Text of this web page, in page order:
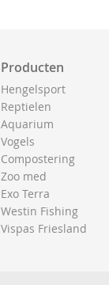
Producten
Hengelsport
Reptielen
Aquarium
Vogels
Compostering
Zoo med
Exo Terra
Westin Fishing
Vispas Friesland